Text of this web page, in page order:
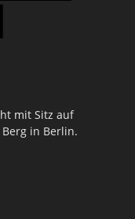
mit Sitz auf
in Berlin.